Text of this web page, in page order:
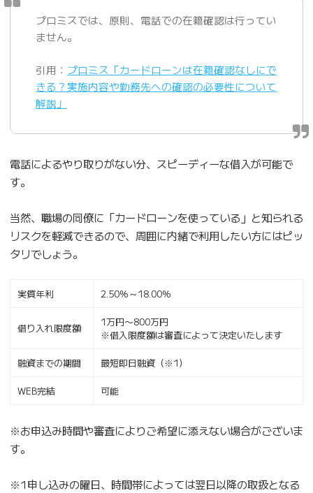
プロミスでは、原則、電話での在籍確認は行ってい
ません。
引用： プロミス「カードローンは在籍確認なしにで
きる？実施内容や勤務先への確認の必要性について
解説」
電話によるやり取りがない分、スピーディーな借入が可能で
す。
当然、職場の同僚に「カードローンを使っている」と知られる
リスクを軽減できるので、周囲に内緒で利用したい方にはピッ
タリでしょう。
実質年利 2.50％～18.00％
借り入れ限度額
1万円〜800万円
※借入限度額は審査によって決定いたします
融資までの期間 最短即日融資（※1）
WEB完結 可能
※お申込み時間や審査によりご希望に添えない場合がございま
す。
※1申し込みの曜日、時間帯によっては翌日以降の取扱となる